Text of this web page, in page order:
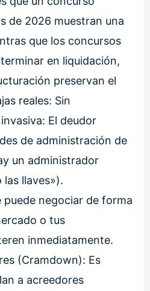
de 2026 muestran una
que los concursos
en liquidación,
preservan el
reales: Sin
El deudor
de administración de
un administrador
llaves»).
puede negociar de forma
o tus
inmediatamente.
(Cramdown): Es
a acreedores